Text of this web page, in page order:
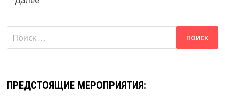
Найти:
ПРЕДСТОЯЩИЕ МЕРОПРИЯТИЯ: